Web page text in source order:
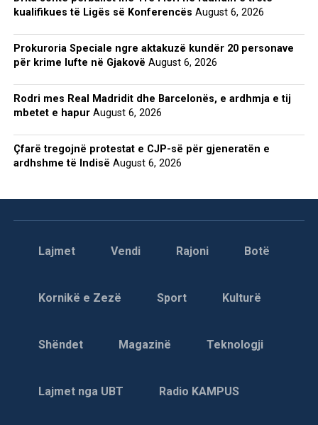
kualifikues të Ligës së Konferencës August 6, 2026
Prokuroria Speciale ngre aktakuzë kundër 20 personave
për krime lufte në Gjakovë August 6, 2026
Rodri mes Real Madridit dhe Barcelonës, e ardhmja e tij
mbetet e hapur August 6, 2026
Çfarë tregojnë protestat e CJP-së për gjeneratën e
ardhshme të Indisë August 6, 2026
Lajmet Vendi Rajoni Botë
Kornikë e Zezë Sport Kulturë
Shëndet Magazinë Teknologji
Lajmet nga UBT Radio KAMPUS